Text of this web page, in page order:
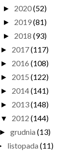
► 2020(52)
► 2019(81)
► 2018 (93)
► 2017(117)
► 2016 (108)
► 2015 (122)
► 2014(141)
► 2013(148)
▼ 2012 (144)
► grudnia (13)
listopada (11)